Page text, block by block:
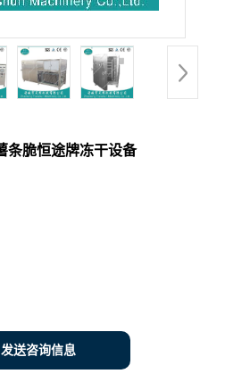
条脆恒途牌冻干设备
发送咨询信息